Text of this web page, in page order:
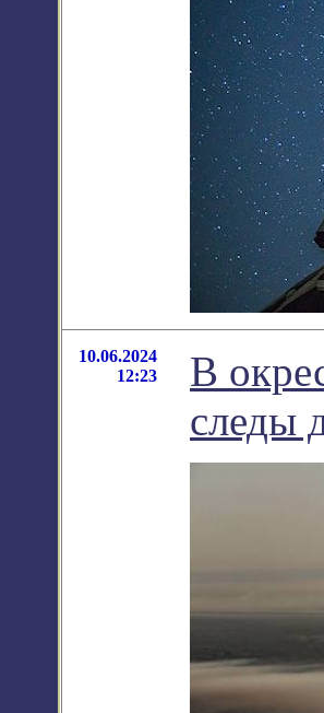
10.06.2024
12:23
В
следы